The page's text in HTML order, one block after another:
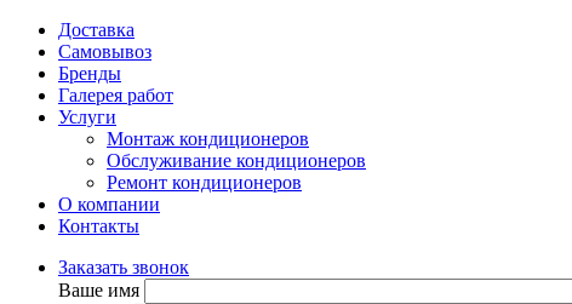
Доставка
Самовывоз
Бренды
Галерея работ
Услуги
Монтаж кондиционеров
Обслуживание кондиционеров
Ремонт кондиционеров
О компании
Контакты
Заказать звонок
Ваше имя